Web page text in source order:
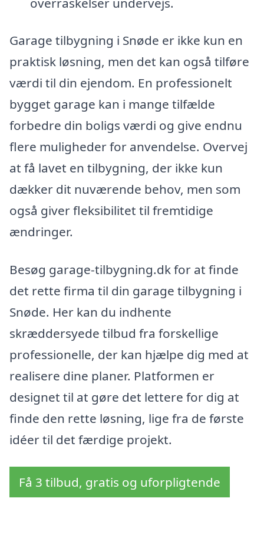
Garage tilbygning i Snøde er ikke kun en
praktisk løsning, men det kan også tilføre
værdi til din ejendom. En professionelt
bygget garage kan i mange tilfælde
forbedre din boligs værdi og give endnu
flere muligheder for anvendelse. Overvej
at få lavet en tilbygning, der ikke kun
dækker dit nuværende behov, men som
også giver fleksibilitet til fremtidige
ændringer.
Besøg garage-tilbygning.dk for at finde
det rette firma til din garage tilbygning i
Snøde. Her kan du indhente
skræddersyede tilbud fra forskellige
professionelle, der kan hjælpe dig med at
realisere dine planer. Platformen er
designet til at gøre det lettere for dig at
finde den rette løsning, lige fra de første
idéer til det færdige projekt.
Få 3 tilbud, gratis og uforpligtende